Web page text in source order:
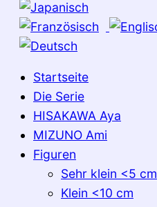
Startseite
Die Serie
HISAKAWA Aya
MIZUNO Ami
Figuren
Sehr klein <5 cm
Klein <10 cm